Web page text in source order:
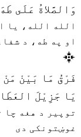
وَالصَّلاةُ عَلَى
الله الله، یا
او په طه، د
فَرْقُ مَا بَيْنْ
يَا جَزِيْلَ
توپیر د هغه چا
غوښتونکی دی